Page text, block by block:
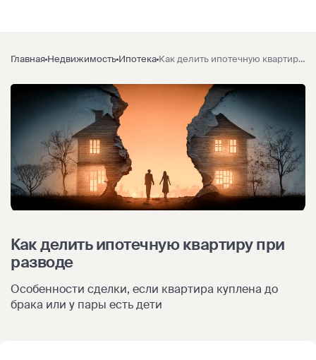
Главная Недвижимость Ипотека Как делить ипотечную квартиру при разводе
Как делить ипотечную квартиру при
разводе
Особенности сделки, если квартира куплена до
брака или у пары есть дети